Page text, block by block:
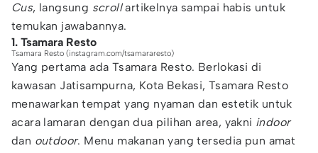
Cus, langsung scrollartikelnya sampai habis untuk
temukan jawabannya.
1. Tsamara Resto
Tsamara Resto (instagram.com/tsamararesto)
Yang pertama ada Tsamara Resto. Berlokasi di
kawasan Jatisampurna, Kota Bekasi, Tsamara Resto
menawarkan tempat yang nyaman dan estetik untuk
acara lamaran dengan dua pilihan area, yakni indoor
dan outdoor. Menu makanan yang tersedia pun amat